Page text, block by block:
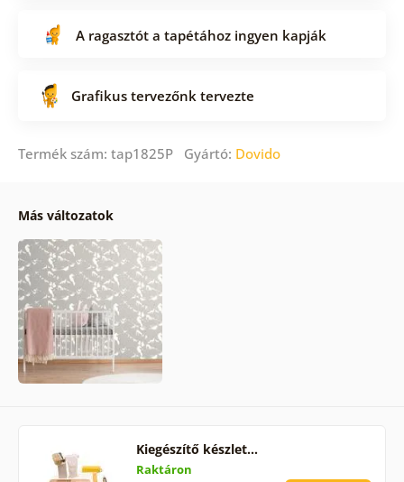
A ragasztót a tapétához ingyen kapják
Grafikus tervezőnk tervezte
Termék szám: tap1825P Gyártó: Dovido
Más változatok
Kiegészítő készlet…
Raktáron